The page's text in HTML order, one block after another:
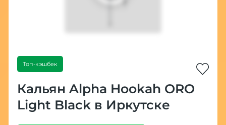
Топ-кэшбек
Кальян Alpha Hookah ORO
Light Black в Иркутске